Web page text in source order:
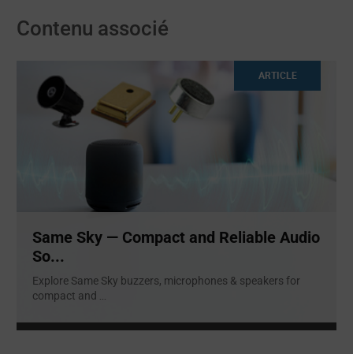
Contenu associé
ARTICLE
Same Sky — Compact and Reliable Audio
So...
Explore Same Sky buzzers, microphones & speakers for
compact and ...